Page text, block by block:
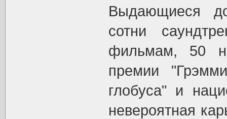
Выдающиеся
сотни
фильмам, 50
премии
глобуса" и
невероятная